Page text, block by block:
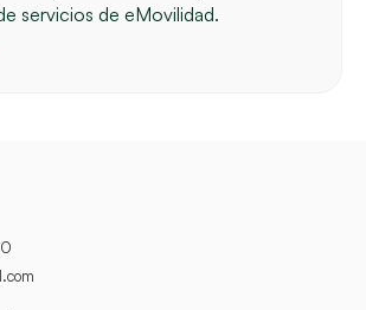
servicios de eMovilidad.